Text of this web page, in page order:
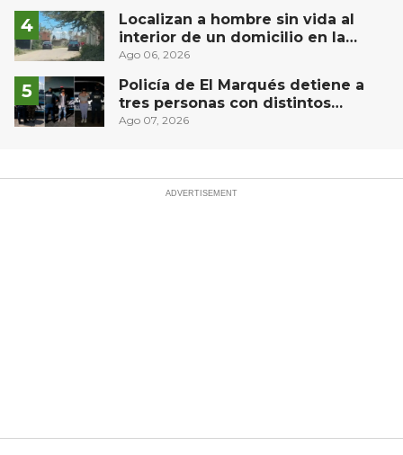
Localizan a hombre sin vida al
interior de un domicilio en la
comunidad El Rodeo, San Juan del
Ago 06, 2026
Policía de El Marqués detiene a
tres personas con distintos
narcóticos
Ago 07, 2026